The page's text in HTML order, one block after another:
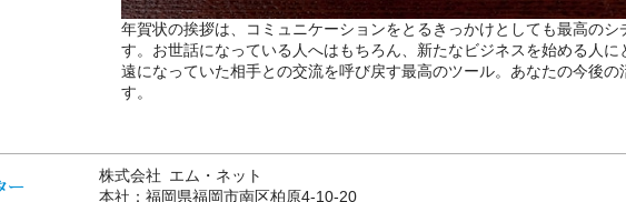
年賀状の挨拶は、コミュニケーションをとるきっかけとしても最高のシ
す。お世話になっている人へはもちろん、新たなビジネスを始める人に
遠になっていた相手との交流を呼び戻す最高のツール。あなたの今後の
す。
株式会社 エム・ネット
本社：福岡県福岡市南区柏原4-10-20